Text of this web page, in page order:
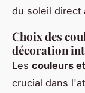
du soleil direct
Choix des
décoration
Les couleurs
crucial dans